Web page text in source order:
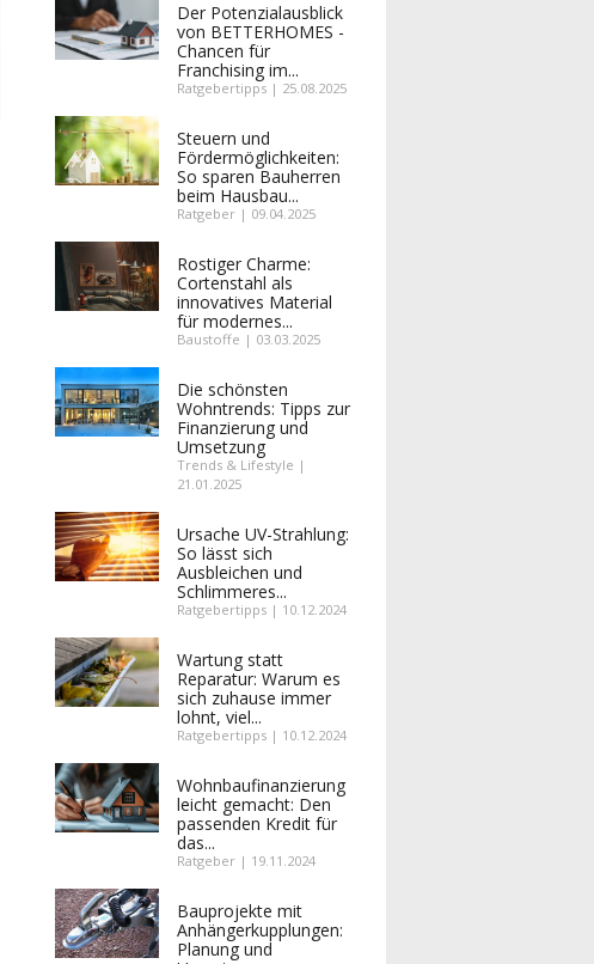
Der Potenzialausblick
von BETTERHOMES -
Chancen für
Franchising im...
Ratgebertipps | 25.08.2025
Steuern und
Fördermöglichkeiten:
So sparen Bauherren
beim Hausbau...
Ratgeber | 09.04.2025
Rostiger Charme:
Cortenstahl als
innovatives Material
für modernes...
Baustoffe | 03.03.2025
Die schönsten
Wohntrends: Tipps zur
Finanzierung und
Umsetzung
Trends & Lifestyle |
21.01.2025
Ursache UV-Strahlung:
So lässt sich
Ausbleichen und
Schlimmeres...
Ratgebertipps | 10.12.2024
Wartung statt
Reparatur: Warum es
sich zuhause immer
lohnt, viel...
Ratgebertipps | 10.12.2024
Wohnbaufinanzierung
leicht gemacht: Den
passenden Kredit für
das...
Ratgeber | 19.11.2024
Bauprojekte mit
Anhängerkupplungen:
Planung und